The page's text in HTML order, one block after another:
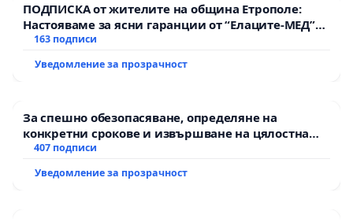
ПОДПИСКА от жителите на община Етрополе:
Настояваме за ясни гаранции от “Елаците-МЕД”
АД и от държавата, че ще се изпълнят всички
163 подписи
Уведомление за прозрачност
За спешно обезопасяване, определяне на
конкретни срокове и извършване на цялостна
рехабилитация на републиканския път между
Мирово - к.к. Момин проход
407 подписи
Уведомление за прозрачност